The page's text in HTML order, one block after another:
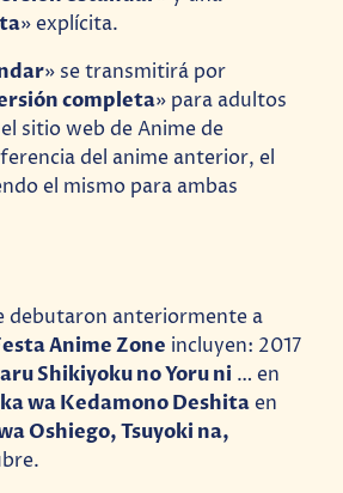
» explícita.
» se transmitirá por
completa» para adultos
sitio web de Anime de
del anime anterior, el
el mismo para ambas
debutaron anteriormente a
Anime Zone incluyen: 2017
Shikiyoku no Yoru ni … en
wa Kedamono Deshitaen
Oshiego, Tsuyoki na,